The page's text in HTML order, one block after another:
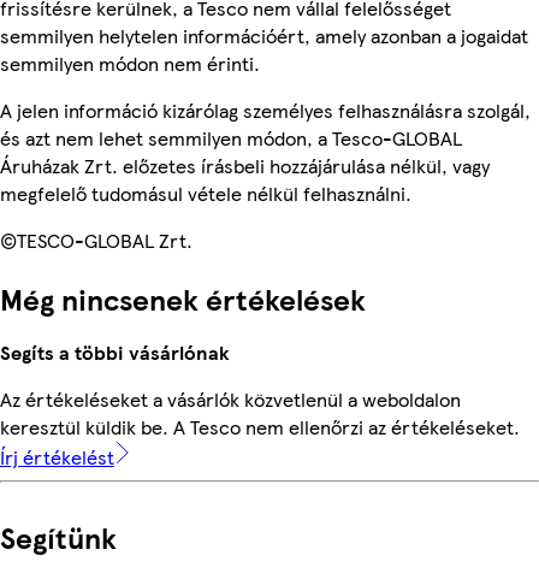
frissítésre kerülnek, a Tesco nem vállal felelősséget
semmilyen helytelen információért, amely azonban a jogaidat
semmilyen módon nem érinti.
A jelen információ kizárólag személyes felhasználásra szolgál,
és azt nem lehet semmilyen módon, a Tesco-GLOBAL
Áruházak Zrt. előzetes írásbeli hozzájárulása nélkül, vagy
megfelelő tudomásul vétele nélkül felhasználni.
©TESCO-GLOBAL Zrt.
Még nincsenek értékelések
Segíts a többi vásárlónak
Az értékeléseket a vásárlók közvetlenül a weboldalon
keresztül küldik be. A Tesco nem ellenőrzi az értékeléseket.
Írj értékelést
Segítünk